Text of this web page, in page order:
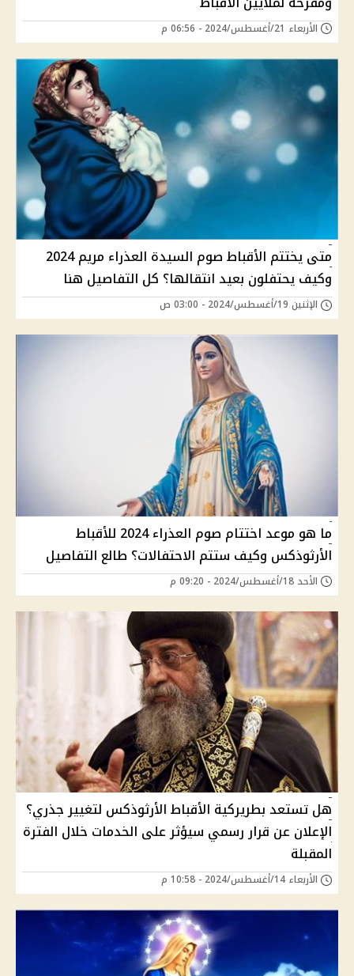
الأربعاء 21/أغسطس/2024 - 06:56 م
متى يختتم الأقباط صوم السيدة العذراء مريم 2024
وكيف يحتفلون بعيد انتقالها؟ كل التفاصيل هنا
الإثنين 19/أغسطس/2024 - 03:00 ص
ما هو موعد اختتام صوم العذراء 2024 للأقباط
الأرثوذكس وكيف ستتم الاحتفالات؟ طالع التفاصيل
الأحد 18/أغسطس/2024 - 09:20 م
هل تستعد بطريركية الأقباط الأرثوذكس لتغيير جذري؟
الإعلان عن قرار رسمي سيؤثر على الخدمات خلال الفترة
المقبلة
الأربعاء 14/أغسطس/2024 - 10:58 م